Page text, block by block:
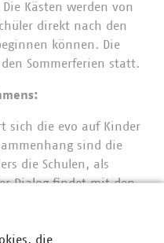
Kästen werden von
direkt nach den
können. Die
Sommerferien statt.
sich die evo auf Kinder
sind die
die Schulen, als
Dialog findet mit den
die